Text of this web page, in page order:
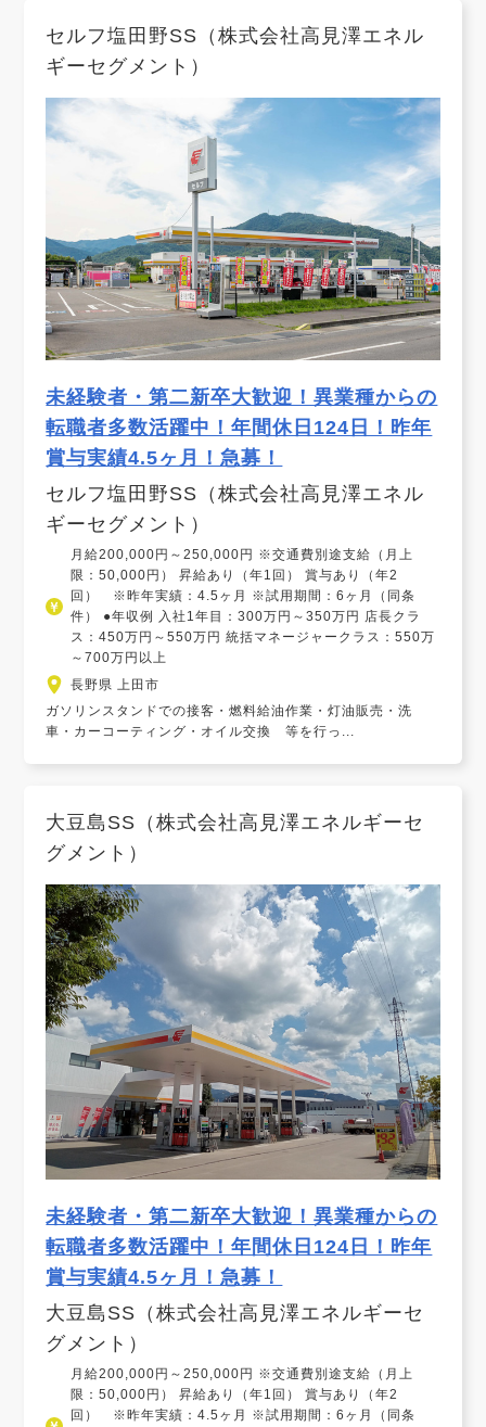
セルフ塩田野SS（株式会社高見澤エネル
ギーセグメント）
未経験者・第二新卒大歓迎！異業種からの
転職者多数活躍中！年間休日124日！昨年
賞与実績4.5ヶ月！急募！
セルフ塩田野SS（株式会社高見澤エネル
ギーセグメント）
月給200,000円～250,000円 ※交通費別途支給（月上
限：50,000円） 昇給あり（年1回） 賞与あり（年2
回） ※昨年実績：4.5ヶ月 ※試用期間：6ヶ月（同条
件） ●年収例 入社1年目：300万円～350万円 店長クラ
ス：450万円～550万円 統括マネージャークラス：550万
～700万円以上
長野県 上田市
ガソリンスタンドでの接客・燃料給油作業・灯油販売・洗
車・カーコーティング・オイル交換 等を行っ...
大豆島SS（株式会社高見澤エネルギーセ
グメント）
未経験者・第二新卒大歓迎！異業種からの
転職者多数活躍中！年間休日124日！昨年
賞与実績4.5ヶ月！急募！
大豆島SS（株式会社高見澤エネルギーセ
グメント）
月給200,000円～250,000円 ※交通費別途支給（月上
限：50,000円） 昇給あり（年1回） 賞与あり（年2
回） ※昨年実績：4.5ヶ月 ※試用期間：6ヶ月（同条